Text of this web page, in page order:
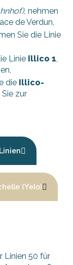
nehmen
de Verdun,
Sie die Linie
Linie Illico 1,
die Illico-
Sie zur
(Yelo)
Linien 50 für